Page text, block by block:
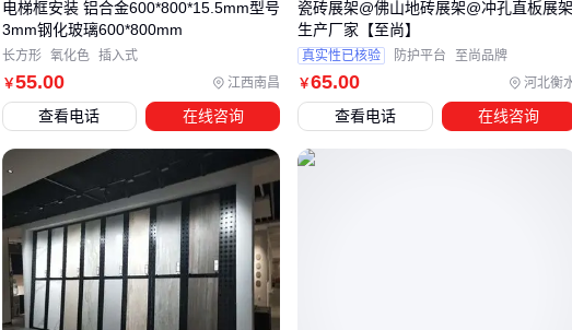
选购150*90展架后，很多用户会发现实际展示效果与预期存在
差距，这往往源于忽略了配件的协同匹配。主架结构再稳固，
若底座承重不足或画面固定方式不当，仍会导致晃动、倾斜甚
至倒塌风险。
关键配件需根据使用场景专项匹配：户外展示需考虑防风绳和
加重底座；高频拆装的促销场景则要关注弹簧挂钩等快拆配件
的耐用性。
画面材质的选择同样影响整体效果：
短期活动可用轻质PP背胶海报，成本低且更换便捷
￥55.00 江西南昌
电梯框安装 铝合金600*800*15.5mm型号
3mm钢化玻璃600*800mm
长方形 氧化色 插入式
查看电话 在线咨询
￥65.00 河北衡
瓷砖展架@佛山地砖展架@冲孔直板展
生产厂家【至尚】
真实性已核验 防护平台 至尚品牌
查看电话 在线咨询